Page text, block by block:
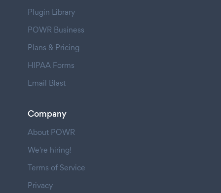
Plugin Library
POWR Business
Plans & Pricing
HIPAA Forms
Email Blast
Company
About POWR
We're hiring!
Terms of Service
Privacy